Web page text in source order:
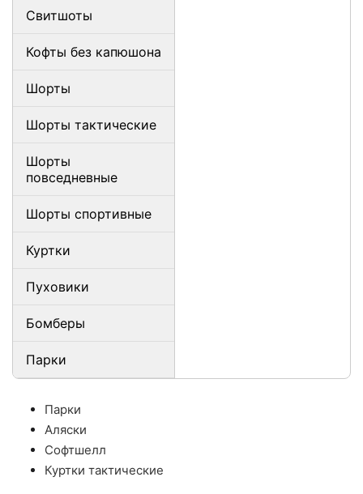
Свитшоты
Кофты без капюшона
Шорты
Шорты тактические
Шорты
повседневные
Шорты спортивные
Куртки
Пуховики
Бомберы
Парки
Парки
Аляски
Софтшелл
Куртки тактические